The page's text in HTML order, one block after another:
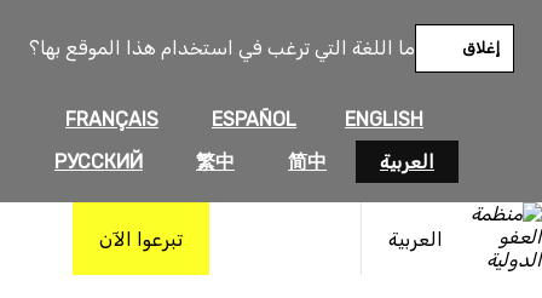
ما اللغة التي ترغب في استخدام هذا الموقع بها؟
ENGLISH
ESPAÑOL
FRANÇAIS
العربية
简中
繁中
РУССКИЙ
إغلاق
العربية تبرعوا الآن
المحتوى